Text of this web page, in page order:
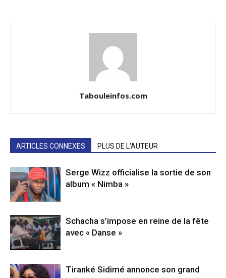
Tabouleinfos.com
ARTICLES CONNEXES PLUS DE L'AUTEUR
Serge Wizz officialise la sortie de son
album « Nimba »
Schacha s’impose en reine de la fête
avec « Danse »
Tiranké Sidimé annonce son grand